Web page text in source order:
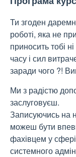
Ти згоден
роботі, яка не
приносить тобі
часу і сил
заради чого ?!
Ми з радістю
заслуговуєш.
Записуючись на
можеш бути
фахівцем у
системного